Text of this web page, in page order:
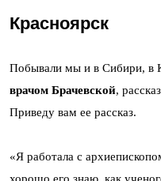
Красноярск
Побывали мы и в Сибири, в
врачом Брачевской,
Приведу вам ее рассказ.
«Я работала с
хорошо его знаю, как